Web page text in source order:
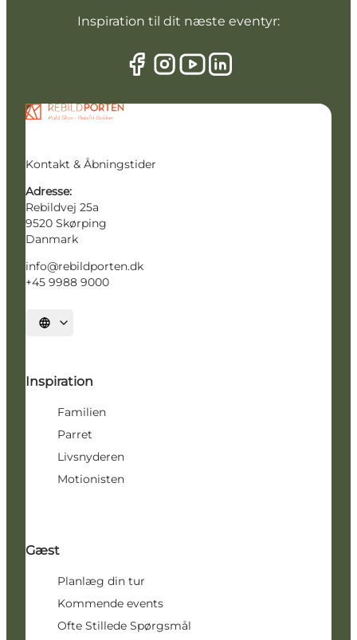
Inspiration til dit næste eventyr:
Kontakt & Åbningstider
Adresse:
Rebildvej 25a
9520 Skørping
Danmark
info@rebildporten.dk
+45 9988 9000
Vælg sprog
Inspiration
Familien
Parret
Livsnyderen
Motionisten
Gæst
Planlæg din tur
Kommende events
Ofte Stillede Spørgsmål